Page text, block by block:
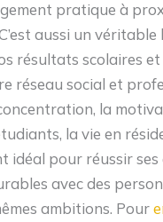
pratique à
aussi un véritable
résultats scolaires
réseau social et
la
la vie en
idéal pour réussir ses
avec des
ambitions. Pour